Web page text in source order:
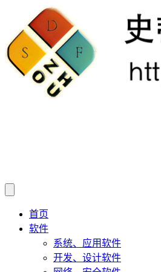
首页
软件
系统、应用软件
开发、设计软件